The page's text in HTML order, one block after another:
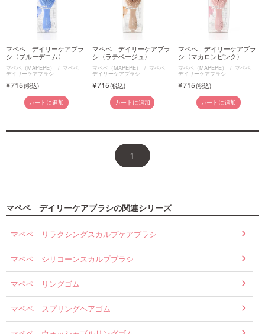
ログイン・新規会員登録
マペペ デイリーケアブラ
シ〈ブルーデニム〉
マペペ（MAPEPE） マペペ
デイリーケアブラシ
715
カートに追加
マペペ デイリーケアブラ
シ〈ラテベージュ〉
マペペ（MAPEPE） マペペ
デイリーケアブラシ
715
カートに追加
マペペ デイリーケアブラ
シ〈マカロンピンク〉
マペペ（MAPEPE） マペペ
デイリーケアブラシ
715
カートに追加
1
マペペ デイリーケアブラシの関連シリーズ
マペペ リラクシングスカルプケアブラシ
マペペ シリコーンスカルプブラシ
マペペ リングゴム
マペペ スプリングヘアゴム